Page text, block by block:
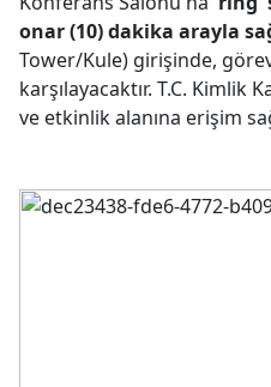
onar (10) dakika arayla
Tower/Kule) girişinde,
karşılayacaktır. T.C. Kimlik
ve etkinlik alanına erişim